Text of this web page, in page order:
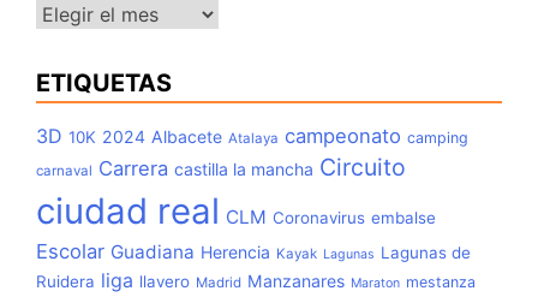
Archivo
ETIQUETAS
3D 10K 2024 Albacete Atalaya campeonato camping
carnaval Carrera castilla la mancha Circuito
ciudad real CLM Coronavirus embalse
Escolar Guadiana Herencia Kayak Lagunas Lagunas de
Ruidera liga llavero Madrid Manzanares Maraton mestanza